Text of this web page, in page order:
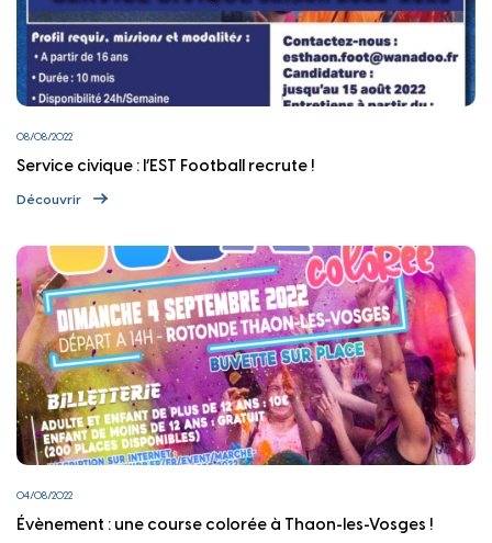
08/08/2022
Service civique : l’EST Football recrute !
Découvrir
04/08/2022
Évènement : une course colorée à Thaon-les-Vosges !